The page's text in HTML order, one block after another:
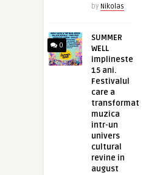
by Nikolas
0
SUMMER
WELL
implineste
15 ani.
Festivalul
care a
transformat
muzica
intr-un
univers
cultural
revine in
august